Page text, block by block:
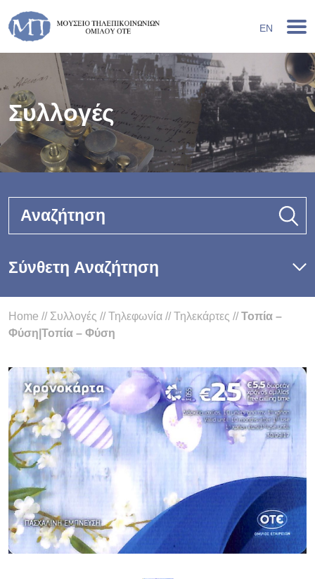
EN
Συλλογές
Αναζήτηση
Σύνθετη Αναζήτηση
Home // Συλλογές //Τηλεφωνία //Τηλεκάρτες //Τοπία –
Φύση|Τοπία – Φύση